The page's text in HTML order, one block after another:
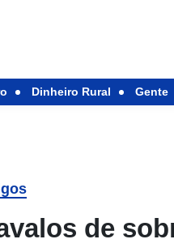
Dinheiro Rural Gente
de